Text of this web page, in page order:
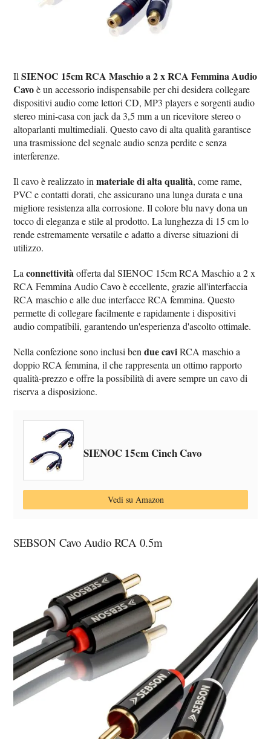
IlSIENOC 15cm RCA Maschio a 2 x RCA Femmina Audio
Cavoè un accessorio indispensabile per chi desidera collegare
dispositivi audio come lettori CD, MP3 players e sorgenti audio
stereo mini-casa con jack da 3,5 mm a un ricevitore stereo o
altoparlanti multimediali. Questo cavo di alta qualità garantisce
una trasmissione del segnale audio senza perdite e senza
interferenze.
Il cavo è realizzato inmateriale di alta qualità, come rame,
PVC e contatti dorati, che assicurano una lunga durata e una
migliore resistenza alla corrosione. Il colore blu navy dona un
tocco di eleganza e stile al prodotto. La lunghezza di 15 cm lo
rende estremamente versatile e adatto a diverse situazioni di
utilizzo.
Laconnettività offerta dal SIENOC 15cm RCA Maschio a 2 x
RCA Femmina Audio Cavo è eccellente, grazie all'interfaccia
RCA maschio e alle due interfacce RCA femmina. Questo
permette di collegare facilmente e rapidamente i dispositivi
audio compatibili, garantendo un'esperienza d'ascolto ottimale.
Nella confezione sono inclusi bendue caviRCA maschio a
doppio RCA femmina, il che rappresenta un ottimo rapporto
qualità-prezzo e offre la possibilità di avere sempre un cavo di
riserva a disposizione.
SIENOC 15cm Cinch Cavo
Vedi su Amazon
SEBSON Cavo Audio RCA 0.5m